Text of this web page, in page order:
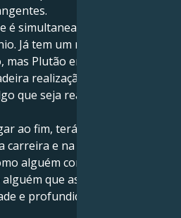
é simultaneamente familiar e
Já tem um respeito
Plutão em Balança
realização não é apenas
que seja real, equilibrado e
ao fim, terá dado uma
e na sua direção.
alguém com títulos ou
que assumiu os seus
e profundidade.